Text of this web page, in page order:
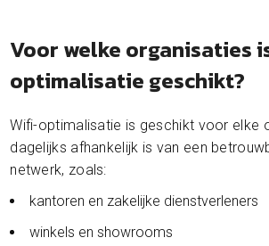
Voor welke organisaties
optimalisatie geschikt?
Wifi-optimalisatie is geschikt voor elke
dagelijks afhankelijk is van een
netwerk, zoals:
kantoren en zakelijke dienstverleners
winkels en showrooms